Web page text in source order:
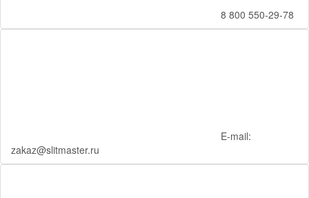
8 800 550-29-78
E-mail:
zakaz@slitmaster.ru